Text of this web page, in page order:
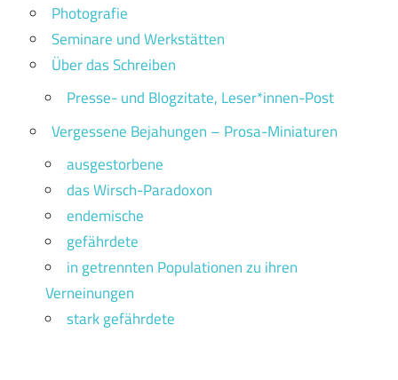
Photografie
Seminare und Werkstätten
Über das Schreiben
Presse- und Blogzitate, Leser*innen-Post
Vergessene Bejahungen – Prosa-Miniaturen
ausgestorbene
das Wirsch-Paradoxon
endemische
gefährdete
in getrennten Populationen zu ihren
Verneinungen
stark gefährdete